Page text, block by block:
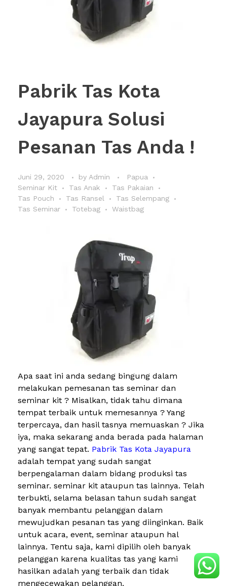
Pabrik Tas Kota
Jayapura Solusi
Pesanan Tas Anda !
Juni 29, 2020 by Admin
Papua
Seminar Kit
Tas Anak
Tas Pakaian
Tas Pouch
Tas Ransel
Tas Selempang
Tas Seminar
Totebag Waistbag
Apa saat ini anda sedang bingung dalam
melakukan pemesanan tas seminar dan
seminar kit ? Misalkan, tidak tahu dimana
tempat terbaik untuk memesannya ? Yang
terpercaya, dan hasil tasnya memuaskan ? Jika
iya, maka sekarang anda berada pada halaman
yang sangat tepat. Pabrik Tas Kota Jayapura
adalah tempat yang sudah sangat
berpengalaman dalam bidang produksi tas
seminar. seminar kit ataupun tas lainnya. Telah
terbukti, selama belasan tahun sudah sangat
banyak membantu pelanggan dalam
mewujudkan pesanan tas yang diinginkan. Baik
untuk acara, event, seminar ataupun hal
lainnya. Tentu saja, kami dipilih oleh banyak
pelanggan karena kualitas tas yang kami
hasilkan adalah yang terbaik dan tidak
mengecewakan pelanggan.